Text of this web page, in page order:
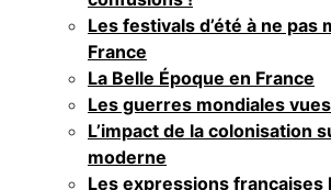
Les festivals d’été à ne pas
France
La Belle Époque en France
Les guerres mondiales
L’impact de la colonisation
moderne
Les expressions françaises